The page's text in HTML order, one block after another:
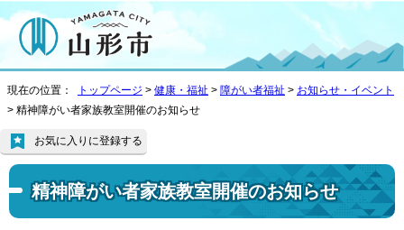
現在の位置： トップページ > 健康・福祉 > 障がい者福祉 > お知らせ・イベント
> 精神障がい者家族教室開催のお知らせ
精神障がい者家族教室開催のお知らせ
お気に入りに登録する